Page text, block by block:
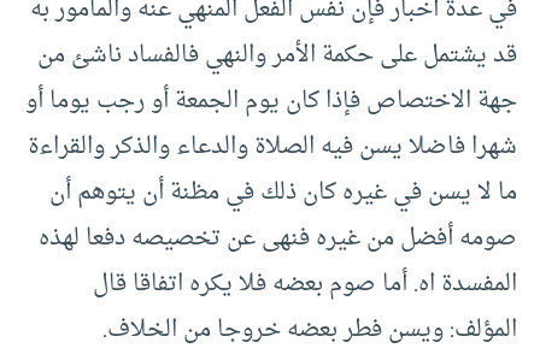
في عدة أخبار فإن نفس الفعل المنهي عنه والمأمور به
قد يشتمل على حكمة الأمر والنهي فالفساد ناشئ من
جهة الاختصاص فإذا كان يوم الجمعة أو ‌رجب يوما أو
شهرا فاضلا يسن فيه الصلاة والدعاء والذكر والقراءة
ما لا يسن في غيره كان ذلك في مظنة أن يتوهم أن
صومه أفضل من غيره فنهى عن تخصيصه دفعا لهذه
المفسدة اه. أما صوم بعضه فلا يكره اتفاقا قال
المؤلف: ويسن فطر بعضه خروجا من الخلاف.